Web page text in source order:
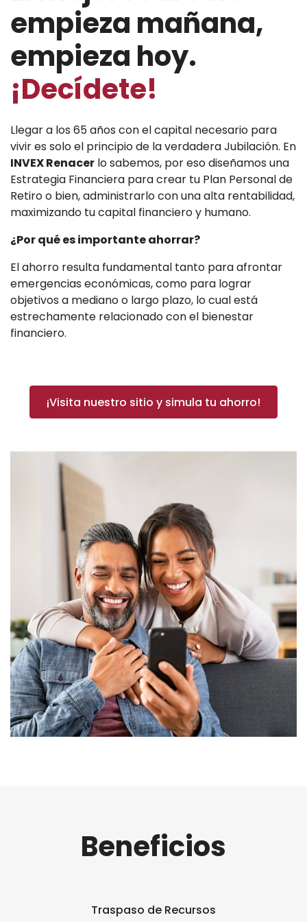
Nosotros
empieza mañana,
empieza hoy.
¡Decídete!
Llegar a los 65 años con el capital necesario para
vivir es solo el principio de la verdadera Jubilación. En
INVEX Renacer lo sabemos, por eso diseñamos una
Estrategia Financiera para crear tu Plan Personal de
Retiro o bien, administrarlo con una alta rentabilidad,
maximizando tu capital financiero y humano.
¿Por qué es importante ahorrar?
El ahorro resulta fundamental tanto para afrontar
emergencias económicas, como para lograr
objetivos a mediano o largo plazo, lo cual está
estrechamente relacionado con el bienestar
financiero.
¡Visita nuestro sitio y simula tu ahorro!
Beneficios
Traspaso de Recursos